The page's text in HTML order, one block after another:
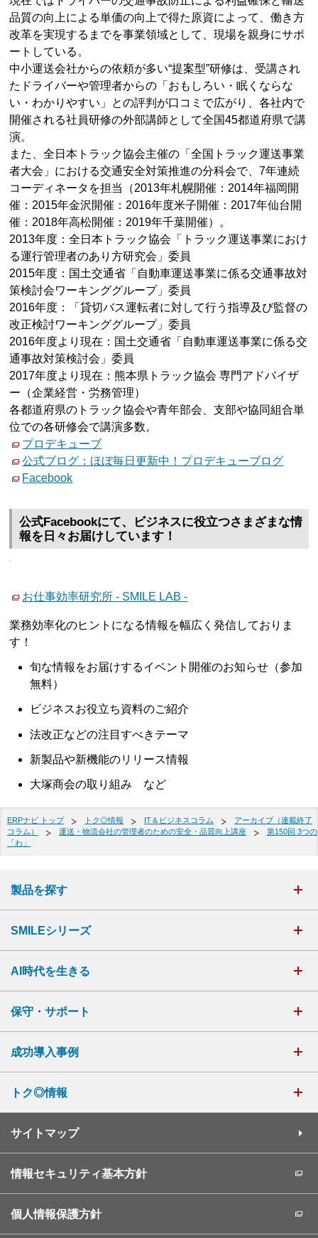
品質の向上による単価の向上で得た原資によって、働き方
改革を実現するまでを事業領域として、現場を親身にサポ
ートしている。
中小運送会社からの依頼が多い“提案型”研修は、受講され
たドライバーや管理者からの「おもしろい・眠くならな
い・わかりやすい」との評判が口コミで広がり、各社内で
開催される社員研修の外部講師として全国45都道府県で講
演。
また、全日本トラック協会主催の「全国トラック運送事業
者大会」における交通安全対策推進の分科会で、7年連続
コーディネータを担当（2013年札幌開催：2014年福岡開
催：2015年金沢開催：2016年度米子開催：2017年仙台開
催：2018年高松開催：2019年千葉開催）。
2013年度：全日本トラック協会「トラック運送事業におけ
る運行管理者のあり方研究会」委員
2015年度：国土交通省「自動車運送事業に係る交通事故対
策検討会ワーキンググループ」委員
2016年度：「貸切バス運転者に対して行う指導及び監督の
改正検討ワーキンググループ」委員
2016年度より現在：国土交通省「自動車運送事業に係る交
通事故対策検討会」委員
2017年度より現在：熊本県トラック協会 専門アドバイザ
ー（企業経営・労務管理）
各都道府県のトラック協会や青年部会、支部や協同組合単
位での各研修会で講演多数。
プロデキューブ
公式ブログ：ほぼ毎日更新中！プロデキューブログ
Facebook
公式Facebookにて、ビジネスに役立つさまざまな情
報を日々お届けしています！
お仕事効率研究所 - SMILE LAB -
業務効率化のヒントになる情報を幅広く発信しておりま
す！
旬な情報をお届けするイベント開催のお知らせ（参加
無料）
ビジネスお役立ち資料のご紹介
法改正などの注目すべきテーマ
新製品や新機能のリリース情報
大塚商会の取り組み など
ERPナビ トップ トク◎情報 IT＆ビジネスコラム
アーカイブ（連載終了
コラム）
運送・物流会社の管理者のための安全・品質向上講座
第150回 3つの
「わ」
製品を探す
SMILEシリーズ
AI時代を生きる
保守・サポート
成功導入事例
トク◎情報
サイトマップ
情報セキュリティ基本方針
個人情報保護方針